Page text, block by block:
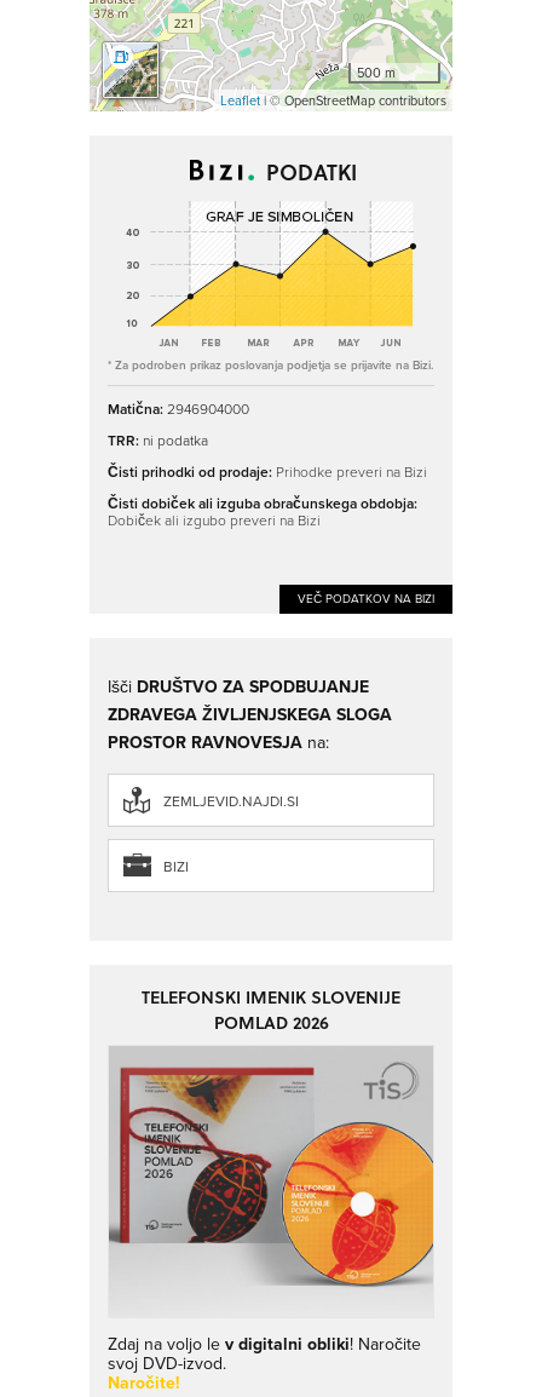
500 m
Leaflet| © OpenStreetMap contributors
PODATKI
* Za podroben prikaz poslovanja podjetja se prijavite na Bizi.
Matična:2946904000
TRR: ni podatka
Čisti prihodki od prodaje: Prihodke preveri na Bizi
Čisti dobiček ali izguba obračunskega obdobja:
Dobiček ali izgubo preveri na Bizi
VEČ PODATKOV NA BIZI
Išči DRUŠTVO ZA SPODBUJANJE
ZDRAVEGA ŽIVLJENJSKEGA SLOGA
PROSTOR RAVNOVESJA na:
ZEMLJEVID.NAJDI.SI
BIZI
TELEFONSKI IMENIK SLOVENIJE
POMLAD 2026
Zdaj na voljo lev digitalni obliki! Naročite
svoj DVD-izvod.
Naročite!